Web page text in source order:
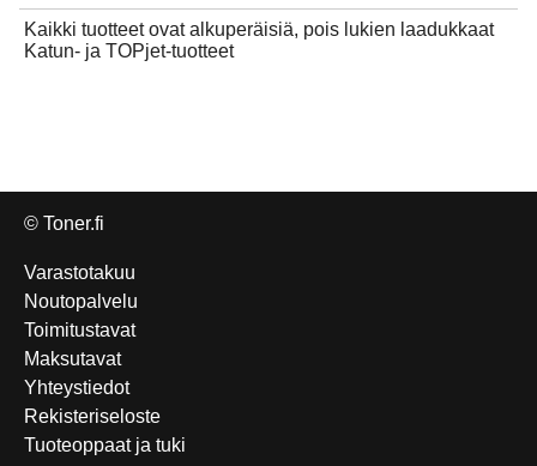
Kaikki tuotteet ovat alkuperäisiä, pois lukien laadukkaat
Katun- ja TOPjet-tuotteet
© Toner.fi
Varastotakuu
Noutopalvelu
Toimitustavat
Maksutavat
Yhteystiedot
Rekisteriseloste
Tuoteoppaat ja tuki